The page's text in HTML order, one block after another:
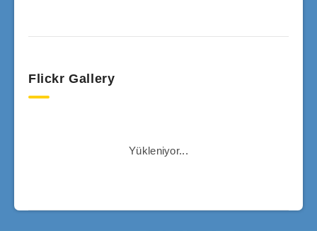
Flickr Gallery
Yükleniyor...